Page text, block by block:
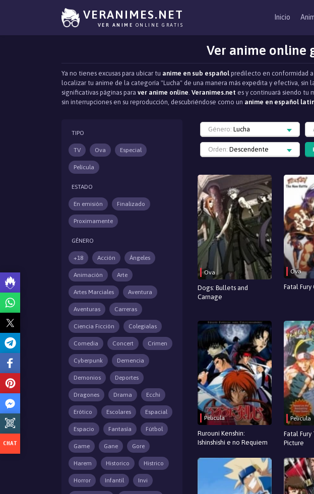
VERANIMES.NET
VER ANIME ONLINE GRATIS
Inicio
Ver anime online
Ya no tienes excusas para ubicar tu anime en sub español predilecto en conformidad
localizar tu anime de la categoría "Lucha" de una manera más expedita y efectiva, sin
significativas páginas para ver anime online. Veranimes.net es y continuará siendo tu
sin interrupciones en su reproducción, descubriéndose como un anime en español
TIPO
TV Ova Especial
Película
ESTADO
En emisión Finalizado
Proximamente
GÉNERO
+18 Acción Ángeles
Animación Arte
Artes Marciales Aventura
Aventuras Carreras
Ciencia Ficción Colegialas
Comedia Concert Crimen
Cyberpunk Demencia
Demonios Deportes
Dragones Drama Ecchi
Erótico Escolares Espacial
Espacio Fantasía Fútbol
Game Gane Gore
Harem Historico Histrico
Horror Infantil Invi
Género: Lucha
Orden: Descendente
Ova
Dogs: Bullets and
Carnage
Ova
Fatal Fury
Pelicula
Rurouni Kenshin:
Ishinshishi e no Requiem
Pelicula
Fatal
Picture